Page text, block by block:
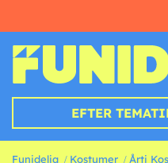
EFTER
Funidelia Kostumer Årti